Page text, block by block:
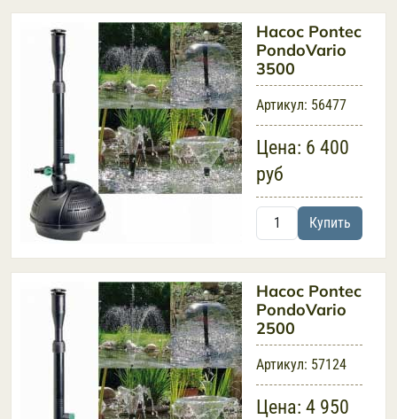
Насос Pontec
PondoVario
3500
Артикул: 56477
Цена: 6 400
руб
Купить
Насос Pontec
PondoVario
2500
Артикул: 57124
Цена: 4 950